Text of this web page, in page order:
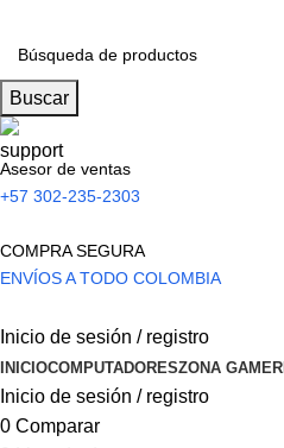
Buscar
Asesor de ventas
+57 302-235-2303
COMPRA SEGURA
ENVÍOS A TODO COLOMBIA
Inicio de sesión / registro
INICIOCOMPUTADORESZONA GAMER
Inicio de sesión / registro
0 Comparar